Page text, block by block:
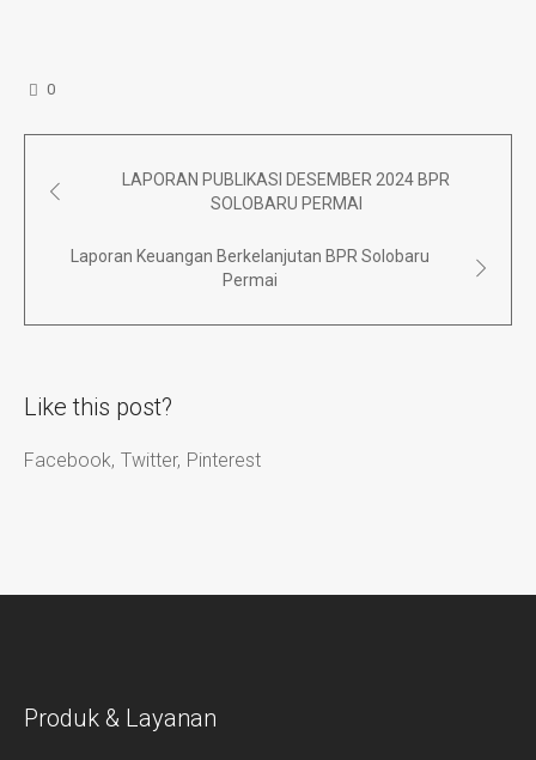
0
LAPORAN PUBLIKASI DESEMBER 2024 BPR
SOLOBARU PERMAI
Laporan Keuangan Berkelanjutan BPR Solobaru
Permai
Like this post?
Facebook Twitter Pinterest
Produk & Layanan